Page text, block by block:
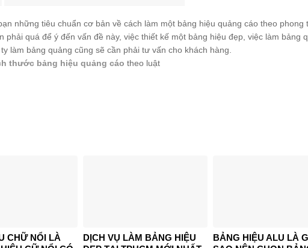
những tiêu chuẩn cơ bản về cách làm một bảng hiệu quảng cáo theo phong
phải quá để ý đến vấn đề này, việc thiết kế một bảng hiệu đẹp, việc làm bảng
làm bảng quảng cũng sẽ cần phải tư vấn cho khách hàng.
thước bảng hiệu quảng cáo theo luật
CHỮ NỔI LÀ
DỊCH VỤ LÀM BẢNG HIỆU
BẢNG HIỆU ALU LÀ